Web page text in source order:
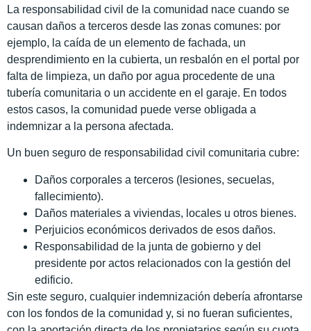
La responsabilidad civil de la comunidad nace cuando se
causan daños a terceros desde las zonas comunes: por
ejemplo, la caída de un elemento de fachada, un
desprendimiento en la cubierta, un resbalón en el portal por
falta de limpieza, un daño por agua procedente de una
tubería comunitaria o un accidente en el garaje. En todos
estos casos, la comunidad puede verse obligada a
indemnizar a la persona afectada.
Un buen seguro de responsabilidad civil comunitaria cubre:
Daños corporales a terceros (lesiones, secuelas,
fallecimiento).
Daños materiales a viviendas, locales u otros bienes.
Perjuicios económicos derivados de esos daños.
Responsabilidad de la junta de gobierno y del
presidente por actos relacionados con la gestión del
edificio.
Sin este seguro, cualquier indemnización debería afrontarse
con los fondos de la comunidad y, si no fueran suficientes,